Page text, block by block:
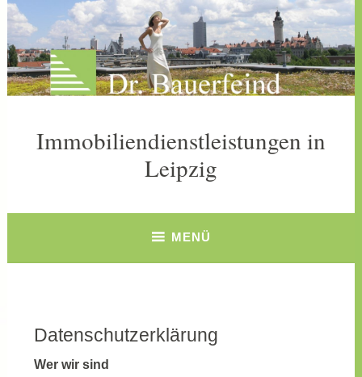
Zum
Inhalt
springen
Immobiliendienstleistungen in
Leipzig
MENÜ
Datenschutzerklärung
Wer wir sind